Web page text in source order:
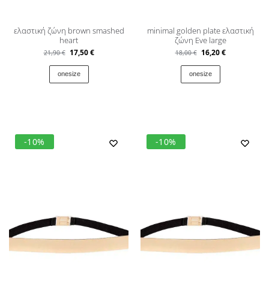
ελαστική ζώνη brown smashed
heart
21,90€ 17,50€
onesize
minimal golden plate ελαστική
ζώνη Εve large
18,00€ 16,20€
onesize
-10% -10%